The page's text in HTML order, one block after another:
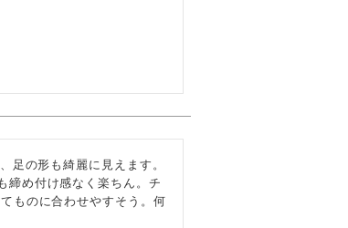
の形も綺麗に見えます。
締め付け感なく楽ちん。チ
ものに合わせやすそう。何